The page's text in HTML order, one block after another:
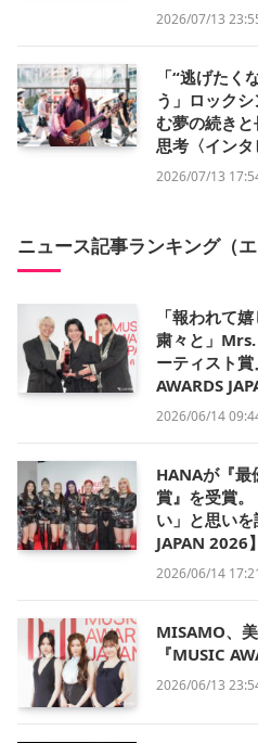
2026/07/13
「“逃げたく
う」ロック
む夢の続き
思考〈インタ
2026/07/13
ニュース記事ランキング（エ
「報われて
粛々と」Mrs.
ーティスト
AWARDS
2026/06/14
HANAが『最
賞』を受賞
い」と思い
JAPAN 2026】
2026/06/14
MISAMO、
『MUSIC
2026/06/13